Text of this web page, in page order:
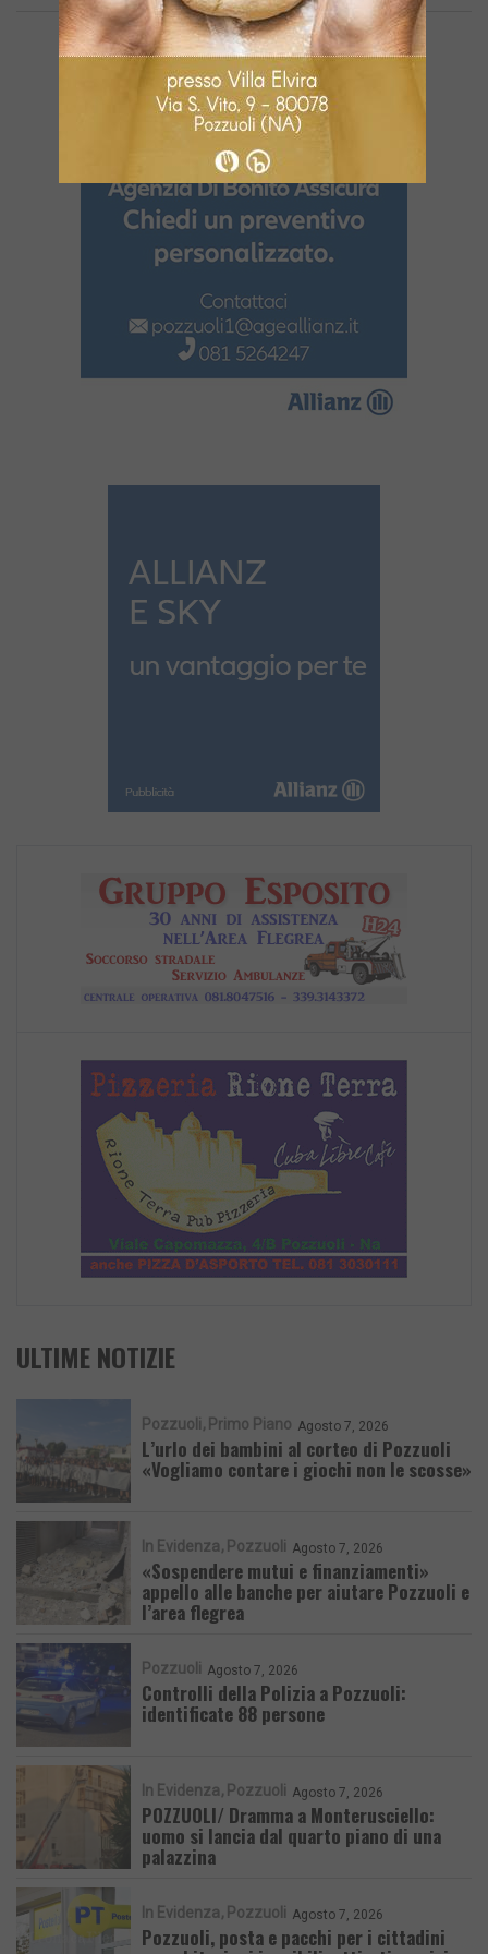
ULTIME NOTIZIE
Pozzuoli Primo Piano Agosto 7, 2026
L’urlo dei bambini al corteo di Pozzuoli
«Vogliamo contare i giochi non le scosse»
In Evidenza Pozzuoli Agosto 7, 2026
«Sospendere mutui e finanziamenti»
appello alle banche per aiutare Pozzuoli e
l’area flegrea
Pozzuoli Agosto 7, 2026
Controlli della Polizia a Pozzuoli:
identificate 88 persone
In Evidenza Pozzuoli Agosto 7, 2026
POZZUOLI/ Dramma a Monterusciello:
uomo si lancia dal quarto piano di una
palazzina
In Evidenza Pozzuoli Agosto 7, 2026
Pozzuoli, posta e pacchi per i cittadini